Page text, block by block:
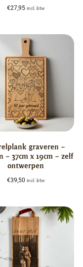
€27,95 incl. btw
graveren –
– 37cm x 19cm – zelf
ontwerpen
€39,50 incl. btw